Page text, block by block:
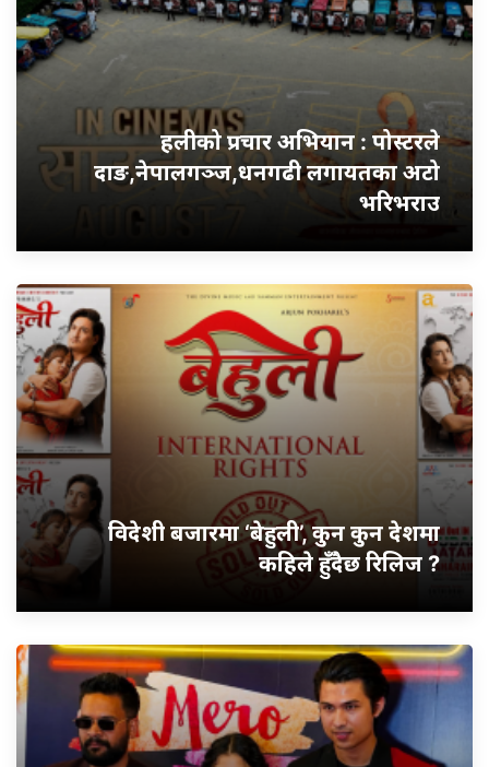
हलीको प्रचार अभियान : पोस्टरले
दाङ,नेपालगञ्ज,धनगढी लगायतका अटो
भरिभराउ
विदेशी बजारमा ‘बेहुली’, कुन कुन देशमा
कहिले हुँदैछ रिलिज ?